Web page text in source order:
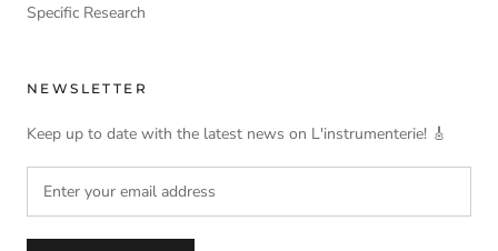
Specific Research
NEWSLETTER
Keep up to date with the latest news on L'instrumenterie! 🎸